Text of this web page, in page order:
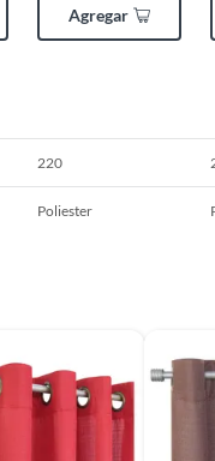
Agregar
220
Poliester